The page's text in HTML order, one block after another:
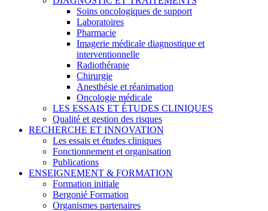
Soins oncologiques de support
Laboratoires
Pharmacie
Imagerie médicale diagnostique et
interventionnelle
Radiothérapie
Chirurgie
Anesthésie et réanimation
Oncologie médicale
LES ESSAIS ET ÉTUDES CLINIQUES
Qualité et gestion des risques
RECHERCHE ET INNOVATION
Les essais et études cliniques
Fonctionnement et organisation
Publications
ENSEIGNEMENT & FORMATION
Formation initiale
Bergonié Formation
Organismes partenaires